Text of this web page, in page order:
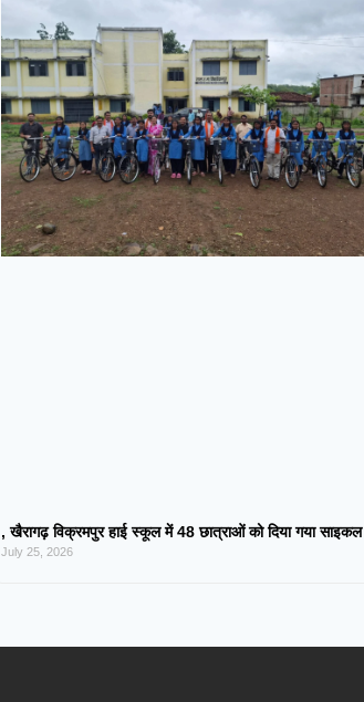
, खैरागढ़ विक्रमपुर हाई स्कूल में 48 छात्राओं को दिया गया साइकल
July 25, 2026